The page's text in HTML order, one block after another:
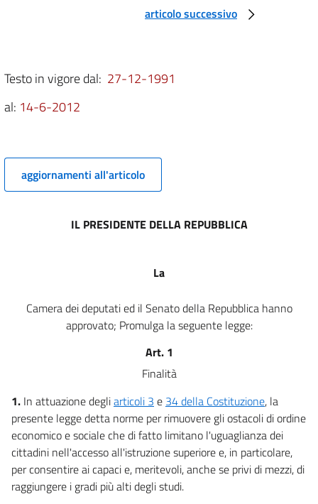
Capo III
8
10
Capo IV
INTERVENTI DELLE UNIVERSITÀ
12
CAPO V
16
20
21
CAPO VI
NORME FINALI
22
23
articolo successivo
Testo in vigore dal: 27-12-1991
al: 14-6-2012
aggiornamenti all'articolo
IL PRESIDENTE DELLA REPUBBLICA
La
Camera dei deputati ed il Senato della Repubblica hanno
approvato; Promulga la seguente legge:
Art. 1
Finalità
1. In attuazione degliarticoli 3 e 34 della Costituzione, la
presente legge detta norme per rimuovere gli ostacoli di ordine
economico e sociale che di fatto limitano l'uguaglianza dei
cittadini nell'accesso all'istruzione superiore e, in particolare,
per consentire ai capaci e, meritevoli, anche se privi di mezzi, di
raggiungere i gradi più alti degli studi.